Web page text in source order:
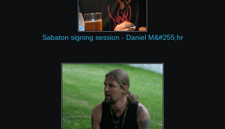
Sabaton signing session - Daniel M&#255;hr